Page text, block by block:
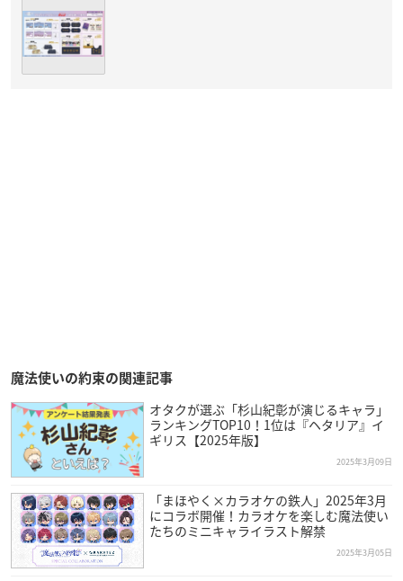
魔法使いの約束の関連記事
オタクが選ぶ「杉山紀彰が演じるキャラ」
ランキングTOP10！1位は『ヘタリア』イ
ギリス【2025年版】
2025年3月09日
「まほやく×カラオケの鉄人」2025年3月
にコラボ開催！カラオケを楽しむ魔法使い
たちのミニキャライラスト解禁
2025年3月05日